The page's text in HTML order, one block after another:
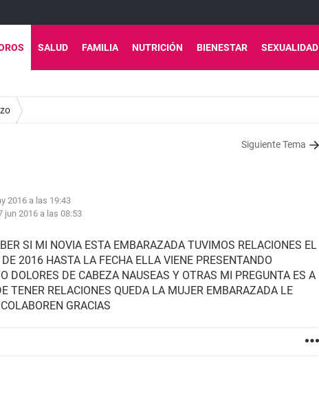
SALUD FAMILIA NUTRICIÓN BIENESTAR SEXUALIDAD
Siguiente Tema
2016 a las 19:43
jun 2016 a las 08:53
SI MI NOVIA ESTA EMBARAZADA TUVIMOS RELACIONES EL
2016 HASTA LA FECHA ELLA VIENE PRESENTANDO
DOLORES DE CABEZA NAUSEAS Y OTRAS MI PREGUNTA ES A
TENER RELACIONES QUEDA LA MUJER EMBARAZADA LE
GRACIAS